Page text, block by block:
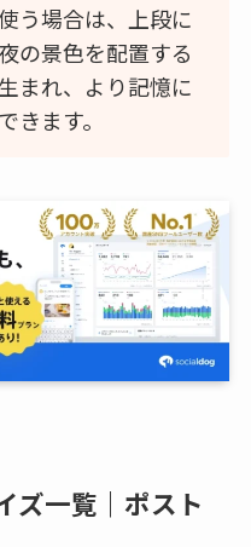
う場合は、上段に
の景色を配置する
まれ、より記憶に
きます。
一覧｜ポスト